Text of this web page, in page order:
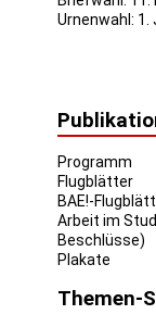
Urnenwahl: 1.
Programm
Flugblätter
BAE!-
Arbeit im
Beschlüsse)
Plakate
Themen-